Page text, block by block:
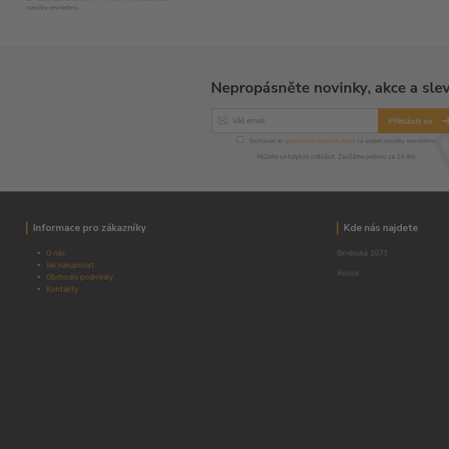
rozesílky newsletteru.
Nepropásněte novinky, akce a
Přihlásit se
Souhlasím se zpracováním osobních údajůza účelem rozesílky newsletteru.
Můžete se kdykoli odhlásit. Zasíláme jednou za 14 dní.
Informace pro zákazníky
O nás
Jak nakupovat
Obchodní podmínky
Kontakty
Kde nás najdete
Brněnská 1073
Rosice